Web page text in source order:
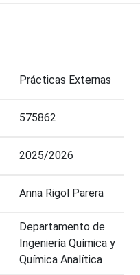
Prácticas Externas
575862
2025/2026
Anna Rigol Parera
Departamento de
Ingeniería Química y
Química Analítica